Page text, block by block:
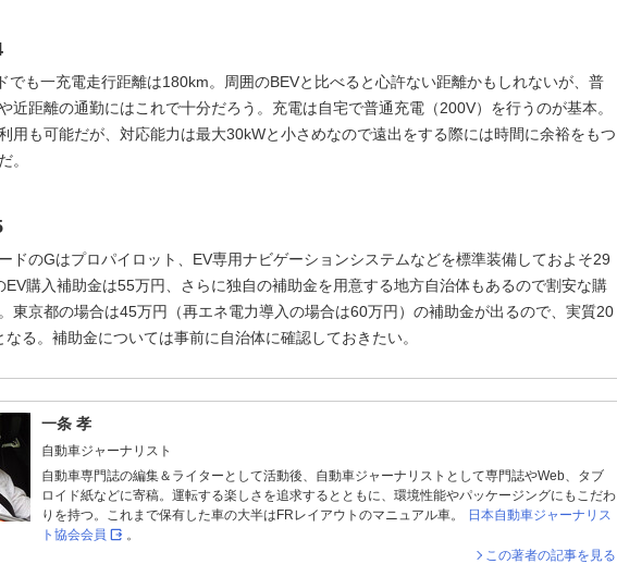
でも一充電走行距離は180km。周囲のBEVと比べると心許ない距離かもしれないが、普
近距離の通勤にはこれで十分だろう。充電は自宅で普通充電（200V）を行うのが基本。
用も可能だが、対応能力は最大30kWと小さめなので遠出をする際には時間に余裕をもつ
。
ドのGはプロパイロット、EV専用ナビゲーションシステムなどを標準装備しておよそ29
EV購入補助金は55万円、さらに独自の補助金を用意する地方自治体もあるので割安な購
東京都の場合は45万円（再エネ電力導入の場合は60万円）の補助金が出るので、実質20
なる。補助金については事前に自治体に確認しておきたい。
一条 孝
自動車ジャーナリスト
自動車専門誌の編集＆ライターとして活動後、自動車ジャーナリストとして専門誌やWeb、タブ
ロイド紙などに寄稿。運転する楽しさを追求するとともに、環境性能やパッケージングにもこだわ
りを持つ。これまで保有した車の大半はFRレイアウトのマニュアル車。
日本自動車ジャーナリス
ト協会会員
。
この著者の記事を見る